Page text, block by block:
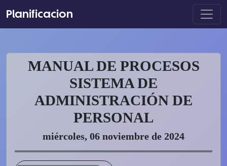
Planificacion
MANUAL DE PROCESOS
SISTEMA DE
ADMINISTRACIÓN DE
PERSONAL
miércoles, 06 noviembre de 2024